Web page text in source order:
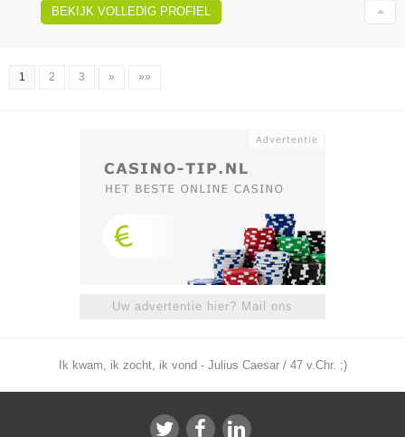
BEKIJK VOLLEDIG PROFIEL
1 2 3 » »»
Uw advertentie hier? Mail ons
Ik kwam, ik zocht, ik vond - Julius Caesar / 47 v.Chr. ;)